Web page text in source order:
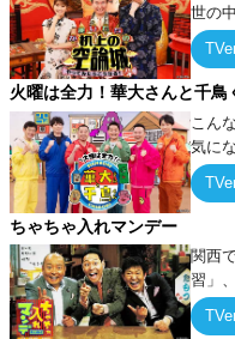
世の
みた
論”に
火曜は全力！華大さんと千鳥
こん
気に
ー！
ちゃちゃ入れマンデー
関西
習」
るテ
てい